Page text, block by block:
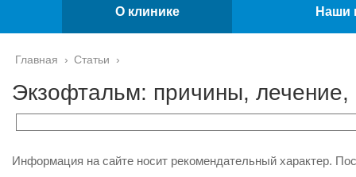
О клинике Наши
Главная › Статьи ›
Экзофтальм: причины, лечение,
Информация на сайте носит рекомендательный характер.